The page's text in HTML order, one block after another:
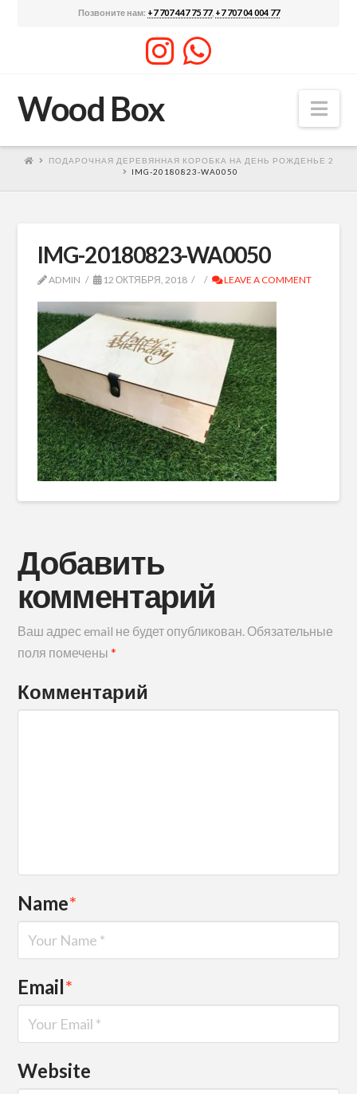
Позвоните нам: +7 707 447 75 77, +7 707 04 004 77
Wood Box
ПОДАРОЧНАЯ ДЕРЕВЯННАЯ КОРОБКА НА ДЕНЬ РОЖДЕНЬЕ 2
IMG-20180823-WA0050
IMG-20180823-WA0050
ADMIN 12 ОКТЯБРЯ, 2018 LEAVE A COMMENT
Добавить
комментарий
Ваш адрес email не будет опубликован. Обязательные
поля помечены*
Комментарий
Name*
Email*
Website